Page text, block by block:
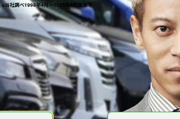
※当社調べ1998年4月～2025年3月末まで
20秒で入力完了！
料でカンタンWeb査定
だいたお車を丁寧に査定いたします